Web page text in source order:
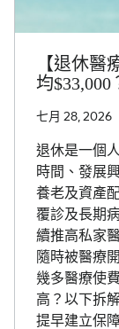
【退休醫
均
七月 28, 2026
退休是一個
時間、發展
養老及資產
覆診及長期
續推高私家
隨時被醫療
幾多醫療使
高？以下拆
提早建立保